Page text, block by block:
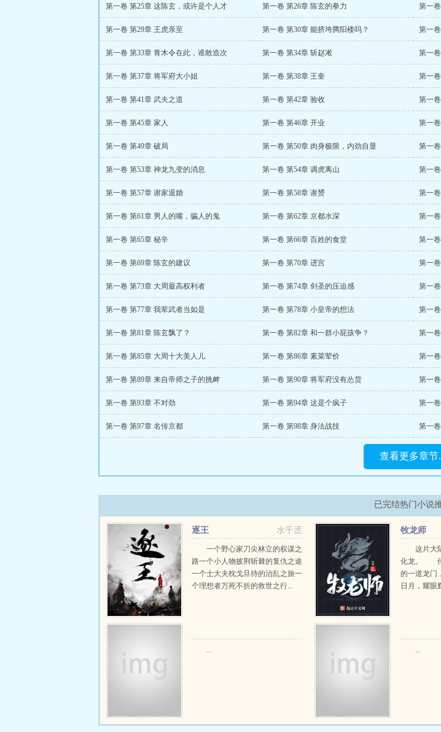
第一卷 第25章 这陈玄，或许是个人才 第一卷 第26章 陈玄的拳力 第一
第一卷 第29章 王虎亲至 第一卷 第30章 能挤垮腾阳楼吗？ 第一
第一卷 第33章 青木令在此，谁敢造次 第一卷 第34章 斩赵凇 第一
第一卷 第37章 将军府大小姐 第一卷 第38章 王奎 第一
第一卷 第41章 武夫之道 第一卷 第42章 验收 第一
第一卷 第45章 家人 第一卷 第46章 开业 第一
第一卷 第49章 破局 第一卷 第50章 肉身极限，内劲自显 第一
第一卷 第53章 神龙九变的消息 第一卷 第54章 调虎离山 第一
第一卷 第57章 谢家退婚 第一卷 第58章 谢赟 第一
第一卷 第61章 男人的嘴，骗人的鬼 第一卷 第62章 京都水深 第一
第一卷 第65章 秘辛 第一卷 第66章 百姓的食堂 第一
第一卷 第69章 陈玄的建议 第一卷 第70章 进宫 第一
第一卷 第73章 大周最高权利者 第一卷 第74章 剑圣的压迫感 第一
第一卷 第77章 我辈武者当如是 第一卷 第78章 小皇帝的想法 第一
第一卷 第81章 陈玄飘了？ 第一卷 第82章 和一群小屁孩争？ 第一
第一卷 第85章 大周十大美人儿 第一卷 第86章 素菜荤价 第一
第一卷 第89章 来自帝师之子的挑衅 第一卷 第90章 将军府没有怂货 第一
第一卷 第93章 不对劲 第一卷 第94章 这是个疯子 第一
第一卷 第97章 名传京都 第一卷 第98章 身法战技 第一
查看更多章节
已完结热门小说
水千丞
逐王
一个野心家刀尖林立的权谋之
路一个小人物披荆斩棘的复仇之途
一个士大夫枕戈旦待的治乱之旅一
个理想者万死不折的救世之行...
牧龙师
这片大
化龙。 传
的一道龙门
日月，耀
... ...